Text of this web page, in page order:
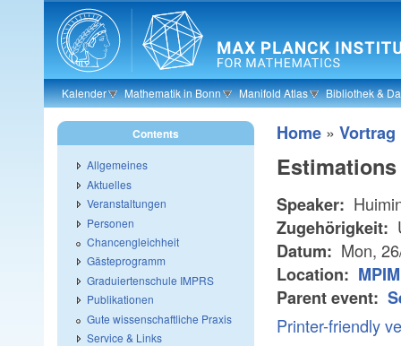
Skip to main content
Kalender Mathematik in Bonn Manifold Atlas Bibliothek &
Home » Vortrag
Speaker:
Zugehörigkeit:
Datum: Mon,
Location:
Parent event:
Printer-friendly
Contents
Allgemeines
Aktuelles
Veranstaltungen
Personen
Chancengleichheit
Gästeprogramm
Graduiertenschule IMPRS
Publikationen
Gute wissenschaftliche Praxis
Service & Links